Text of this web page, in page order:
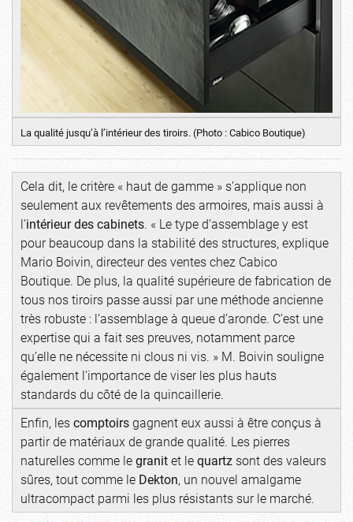
La qualité jusqu’à l’intérieur des tiroirs. (Photo : Cabico Boutique)
Cela dit, le critère « haut de gamme » s’applique non
seulement aux revêtements des armoires, mais aussi à
l’intérieur des cabinets. « Le type d’assemblage y est
pour beaucoup dans la stabilité des structures, explique
Mario Boivin, directeur des ventes chez Cabico
Boutique. De plus, la qualité supérieure de fabrication de
tous nos tiroirs passe aussi par une méthode ancienne
très robuste : l’assemblage à queue d’aronde. C’est une
expertise qui a fait ses preuves, notamment parce
qu’elle ne nécessite ni clous ni vis. » M. Boivin souligne
également l’importance de viser les plus hauts
standards du côté de la quincaillerie.
Enfin, lescomptoirsgagnent eux aussi à être conçus à
partir de matériaux de grande qualité. Les pierres
naturelles comme legranitet lequartz sont des valeurs
sûres, tout comme le Dekton, un nouvel amalgame
ultracompact parmi les plus résistants sur le marché.